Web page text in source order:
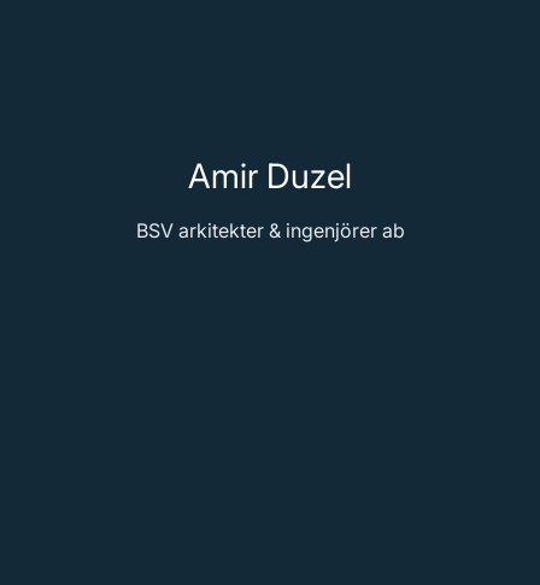
Amir Duzel
BSV arkitekter & ingenjörer ab